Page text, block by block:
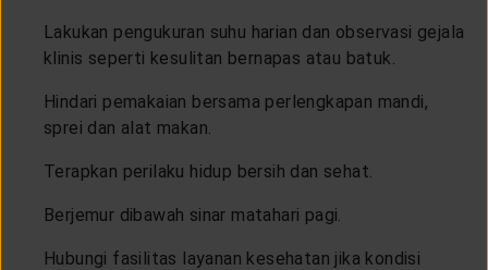
Lakukan pengukuran suhu harian dan observasi gejala
klinis seperti kesulitan bernapas atau batuk.
Hindari pemakaian bersama perlengkapan mandi,
sprei dan alat makan.
Terapkan perilaku hidup bersih dan sehat.
Berjemur dibawah sinar matahari pagi.
Hubungi fasilitas layanan kesehatan jika kondisi